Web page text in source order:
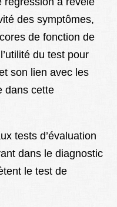
des symptômes,
de fonction de
du test pour
son lien avec les
dans cette
tests d’évaluation
dans le diagnostic
le test de